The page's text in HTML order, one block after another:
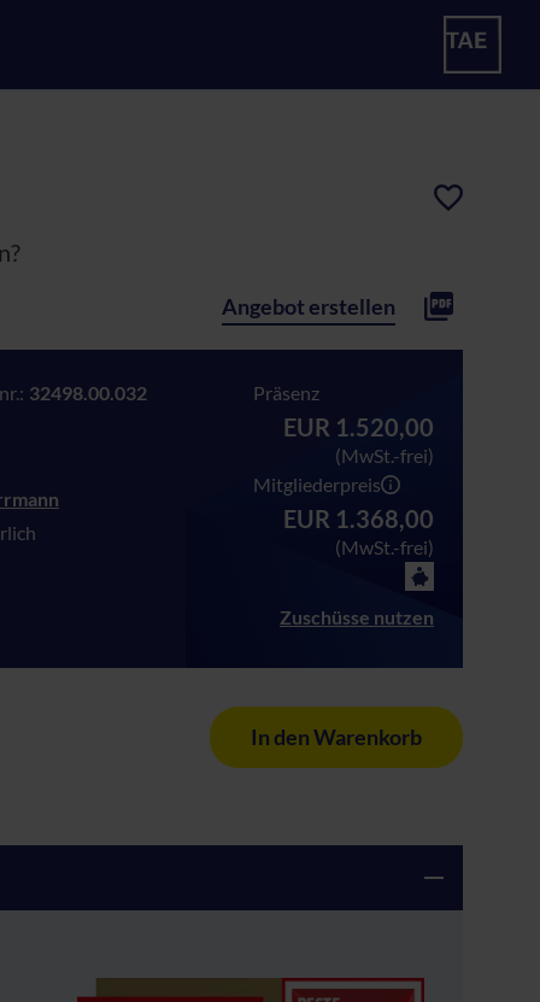
Angebot erstellen
32498.00.032 Präsenz
EUR 1.520,00
(MwSt.-frei)
Mitgliederpreis
EUR 1.368,00
(MwSt.-frei)
Zuschüsse nutzen
In den Warenkorb